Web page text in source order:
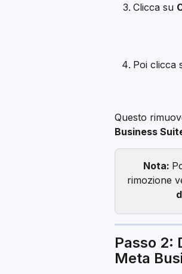
Clicca su
Poi clicca
Questo
Business
Nota:
rimozione
Passo 2:
Meta